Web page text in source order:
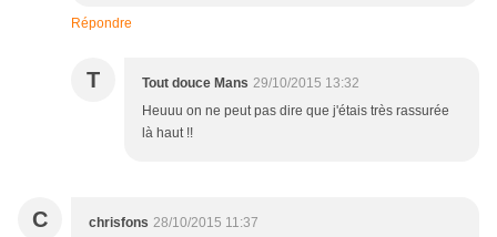
Répondre
T Tout douce Mans 29/10/2015 13:32
Heuuu on ne peut pas dire que j'étais très rassurée
là haut !!
C chrisfons 28/10/2015 11:37